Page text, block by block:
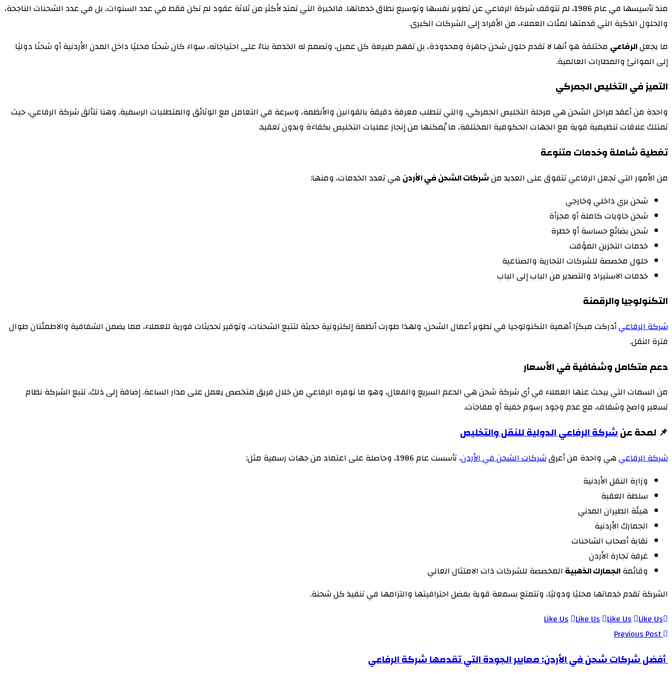
منذ تأسيسها في عام 1986، لم تتوقف شركة الرفاعي عن تطوير نفسها وتوسيع نطاق خدماتها. فالخبرة التي تمتد لأكثر من ثلاثة عقود لم تكن فقط في عدد السنوات، بل في عدد الشحنات الناجحة،
والحلول الذكية التي قدمتها لمئات العملاء، من الأفراد إلى الشركات الكبرى.
ما يجعلالرفاعي مختلفة هو أنها لا تقدم حلول شحن جاهزة ومحدودة، بل تفهم طبيعة كل عميل، وتصمم له الخدمة بناءً على احتياجاته، سواء كان شحنًا محليًا داخل المدن الأردنية أو شحنًا دوليًا
إلى الموانئ والمطارات العالمية.
التميز في التخليص الجمركي
واحدة من أعقد مراحل الشحن هي مرحلة التخليص الجمركي، والتي تتطلب معرفة دقيقة بالقوانين والأنظمة، وسرعة في التعامل مع الوثائق والمتطلبات الرسمية. وهنا تتألق شركة الرفاعي، حيث
تمتلك علاقات تنظيمية قوية مع الجهات الحكومية المختلفة، ما يُمكنها من إنجاز عمليات التخليص بكفاءة وبدون تعقيد.
تغطية شاملة وخدمات متنوعة
من الأمور التي تجعل الرفاعي تتفوق على العديد منشركات الشحن في الأردنهي تعدد الخدمات، ومنها:
شحن بري داخلي وخارجي
شحن حاويات كاملة أو مجزأة
شحن بضائع حساسة أو خطرة
خدمات التخزين المؤقت
حلول مخصصة للشركات التجارية والصناعية
خدمات الاستيراد والتصدير من الباب إلى الباب
التكنولوجيا والرقمنة
شركة الرفاعيأدركت مبكرًا أهمية التكنولوجيا في تطوير أعمال الشحن، ولهذا طورت أنظمة إلكترونية حديثة لتتبع الشحنات، وتوفير تحديثات فورية للعملاء، مما يضمن الشفافية والاطمئنان طوال
فترة النقل.
دعم متكامل وشفافية في الأسعار
من السمات التي يبحث عنها العملاء في أي شركة شحن هي الدعم السريع والفعال، وهو ما توفره الرفاعي من خلال فريق متخصص يعمل على مدار الساعة. إضافة إلى ذلك، تتبع الشركة نظام
تسعير واضح وشفاف، مع عدم وجود رسوم خفية أو مفاجآت.
📌 لمحة عنشركة الرفاعي الدولية للنقل والتخليص
شركة الرفاعيهي واحدة من أعرقشركات الشحن في الأردن، تأسست عام 1986، وحاصلة على اعتماد من جهات رسمية مثل:
وزارة النقل الأردنية
سلطة العقبة
هيئة الطيران المدني
الجمارك الأردنية
نقابة أصحاب الشاحنات
غرفة تجارة الأردن
وقائمةالجمارك الذهبية المخصصة للشركات ذات الامتثال العالي
الشركة تقدم خدماتها محليًا ودوليًا، وتتمتع بسمعة قوية بفضل احترافيتها والتزامها في تنفيذ كل شحنة.
Like Us Like Us Like Us Like Us
Previous Post
أفضل شركات شحن في الأردن: معايير الجودة التي تقدمها شركة الرفاعي